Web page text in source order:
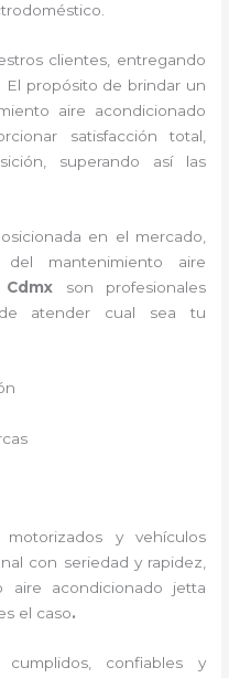
clientes, entregando
El propósito de brindar un
aire acondicionado
satisfacción total,
superando así las
en el mercado,
del mantenimiento aire
son profesionales
atender cual sea tu
motorizados y vehículos
con seriedad y rapidez,
aire acondicionado jetta
el caso.
confiables y